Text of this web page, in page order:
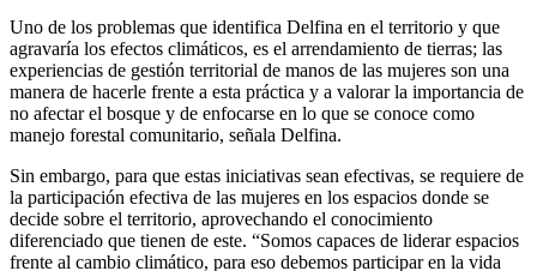
Uno de los problemas que identifica Delfina en el territorio y que
agravaría los efectos climáticos, es el arrendamiento de tierras; las
experiencias de gestión territorial de manos de las mujeres son una
manera de hacerle frente a esta práctica y a valorar la importancia de
no afectar el bosque y de enfocarse en lo que se conoce como
manejo forestal comunitario, señala Delfina.
Sin embargo, para que estas iniciativas sean efectivas, se requiere de
la participación efectiva de las mujeres en los espacios donde se
decide sobre el territorio, aprovechando el conocimiento
diferenciado que tienen de este. “Somos capaces de liderar espacios
frente al cambio climático, para eso debemos participar en la vida